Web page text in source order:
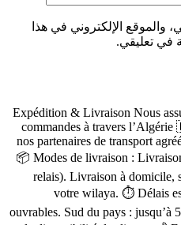
والموقع الإلكتروني في هذا
في تعليقي.
🚚 Expédition & Livraison Nous
commandes à travers
nos partenaires de transport
📦 Modes de livraison :
relais). Livraison à domicile,
votre wilaya. ⏱ Délais
ouvrables. Sud du pays : jusqu’à